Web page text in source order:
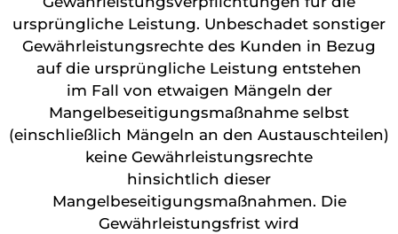
ursprüngliche Leistung. Unbeschadet sonstiger
Gewährleistungsrechte des Kunden in Bezug
auf die ursprüngliche Leistung entstehen
im Fall von etwaigen Mängeln der
Mangelbeseitigungsmaßnahme selbst
(einschließlich Mängeln an den Austauschteilen)
keine Gewährleistungsrechte
hinsichtlich dieser
Mangelbeseitigungsmaßnahmen. Die
Gewährleistungsfrist wird